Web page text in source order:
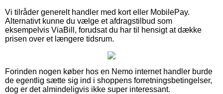
Vi tilråder generelt handler med kort eller MobilePay.
Alternativt kunne du vælge et afdragstilbud som
eksempelvis ViaBill, forudsat du har til hensigt at dække
prisen over et længere tidsrum.
Forinden nogen køber hos en Nemo internet handler burde
de egentlig sætte sig ind i shoppens forretningsbetingelser,
dog er det almindeligvis ikke super interessant.